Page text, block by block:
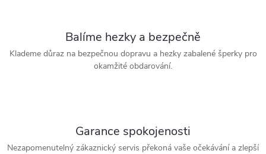
Balíme hezky a bezpečně
Klademe důraz na bezpečnou dopravu a hezky zabalené šperky pro
okamžité obdarování.
Garance spokojenosti
Nezapomenutelný zákaznický servis překoná vaše očekávání a zlepší